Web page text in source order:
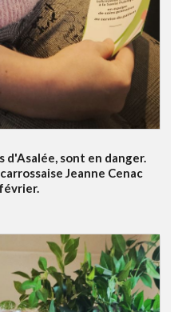
d'Asalée, sont en danger.
Jeanne Cenac